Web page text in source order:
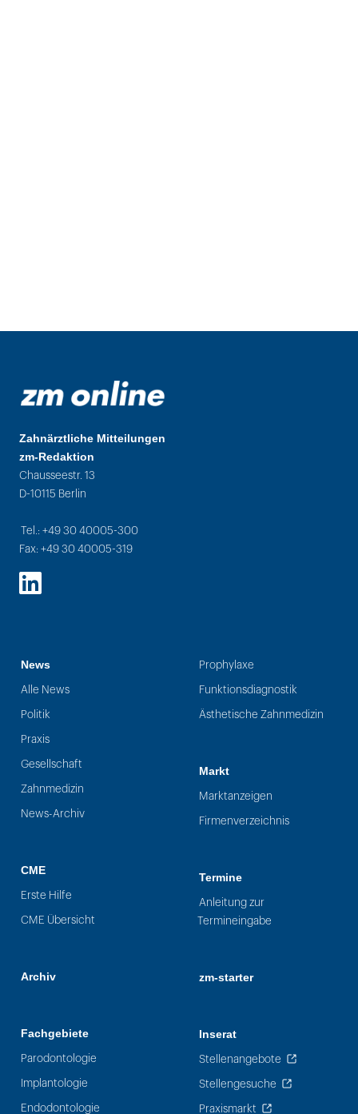
Zahnärztliche Mitteilungen
zm-Redaktion
Chausseestr. 13
D-10115 Berlin
Tel.: +49 30 40005-300
Fax: +49 30 40005-319
LinkedIn
News
Alle News
Politik
Praxis
Gesellschaft
Zahnmedizin
News-Archiv
CME
Erste Hilfe
CME Übersicht
Archiv
Fachgebiete
Parodontologie
Implantologie
Endodontologie
Prophylaxe
Funktionsdiagnostik
Ästhetische Zahnmedizin
Markt
Marktanzeigen
Firmenverzeichnis
Termine
Anleitung zur
Termineingabe
zm-starter
Inserat
Stellenangebote
Stellengesuche
Praxismarkt